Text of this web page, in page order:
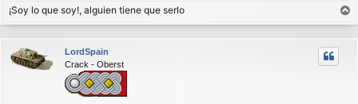
¡Soy lo que soy!, alguien tiene que serlo
r
r
LordSpain
Crack - Oberst